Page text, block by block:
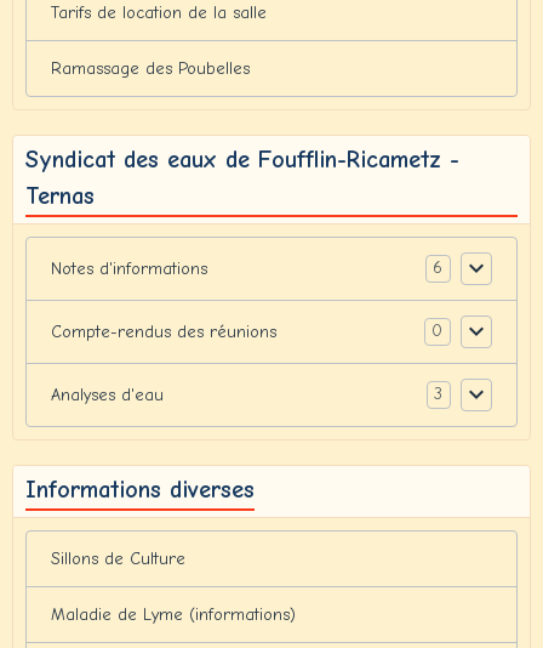
Tarifs de location de la salle
Ramassage des Poubelles
Syndicat des eaux de Foufflin-Ricametz -
Ternas
Notes d'informations 6
Compte-rendus des réunions 0
Analyses d'eau 3
Informations diverses
Sillons de Culture
Maladie de Lyme (informations)